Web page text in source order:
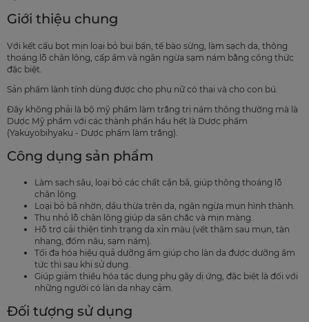
Giới thiệu chung
Với kết cấu bọt mịn loại bỏ bụi bẩn, tế bào sừng, làm sạch da, thông
thoáng lỗ chân lông, cấp ẩm và ngăn ngừa sạm nám bằng công thức
đặc biệt.
Sản phẩm lành tính dùng được cho phụ nữ có thai và cho con bú.
Đây không phải là bộ mỹ phẩm làm trắng trị nám thông thường mà là
Dược Mỹ phẩm với các thành phần hầu hết là Dược phẩm
(Yakuyobihyaku - Dược phẩm làm trắng).
Công dụng sản phẩm
Làm sạch sâu, loại bỏ các chất cặn bã, giúp thông thoáng lỗ
chân lông.
Loại bỏ bã nhờn, dầu thừa trên da, ngăn ngừa mụn hình thành.
Thu nhỏ lỗ chân lông giúp da săn chắc và mịn màng.
Hỗ trợ cải thiện tình trạng da xỉn màu (vết thâm sau mụn, tàn
nhang, đốm nâu, sạm nám).
Tối đa hóa hiệu quả dưỡng ẩm giúp cho làn da được dưỡng ẩm
tức thì sau khi sử dụng.
Giúp giảm thiểu hóa tác dụng phụ gây dị ứng, đặc biệt là đối với
những người có làn da nhạy cảm.
Đối tượng sử dụng